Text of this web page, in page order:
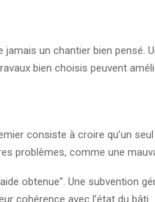
un chantier bien
bien choisis peuvent
consiste à croire qu’un
problèmes, comme une
obtenue”. Une subvention
cohérence avec l’état du bâti.